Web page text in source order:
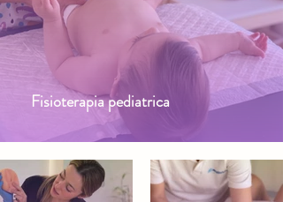
Fisioterapia pediatrica